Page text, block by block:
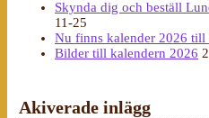
Skynda dig och beställ
11-25
Nu finns kalender 2026
Bilder till kalendern 2026
Akiverade inlägg